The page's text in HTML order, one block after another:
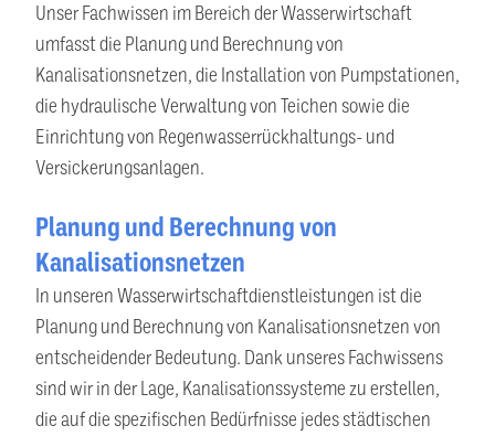
Unser Fachwissen im Bereich der Wasserwirtschaft
umfasst die Planung und Berechnung von
Kanalisationsnetzen, die Installation von Pumpstationen,
die hydraulische Verwaltung von Teichen sowie die
Einrichtung von Regenwasserrückhaltungs- und
Versickerungsanlagen.
Planung und Berechnung von
Kanalisationsnetzen
In unseren Wasserwirtschaftdienstleistungen ist die
Planung und Berechnung von Kanalisationsnetzen von
entscheidender Bedeutung. Dank unseres Fachwissens
sind wir in der Lage, Kanalisationssysteme zu erstellen,
die auf die spezifischen Bedürfnisse jedes städtischen